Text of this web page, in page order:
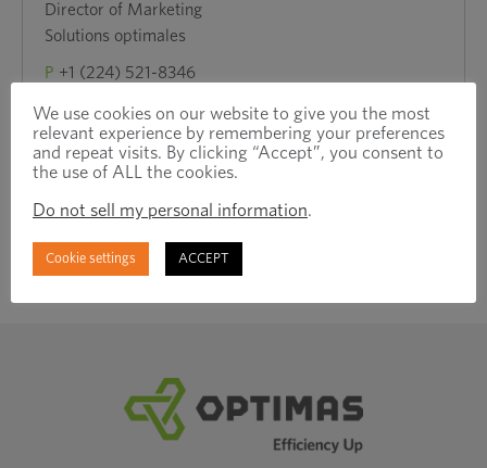
Director of Marketing
Solutions optimales
P +1 (224) 521-8346
We use cookies on our website to give you the most
relevant experience by remembering your preferences
and repeat visits. By clicking “Accept”, you consent to
the use of ALL the cookies.
Do not sell my personal information.
Cookie settings ACCEPT